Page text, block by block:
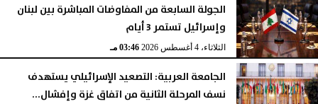
الجولة السابعة من المفاوضات المباشرة بين لبنان
وإسرائيل تستمر 3 أيام
الثلاثاء، 4 أغسطس 2026 03:46 مـ
الجامعة العربية: التصعيد الإسرائيلي يستهدف
نسف المرحلة الثانية من اتفاق غزة وإفشال...